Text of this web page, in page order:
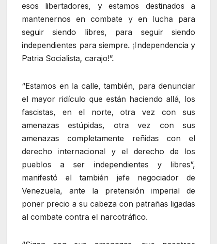
esos libertadores, y estamos destinados a
mantenernos en combate y en lucha para
seguir siendo libres, para seguir siendo
independientes para siempre. ¡Independencia y
Patria Socialista, carajo!”.
“Estamos en la calle, también, para denunciar
el mayor ridículo que están haciendo allá, los
fascistas, en el norte, otra vez con sus
amenazas estúpidas, otra vez con sus
amenazas completamente reñidas con el
derecho internacional y el derecho de los
pueblos a ser independientes y libres”,
manifestó el también jefe negociador de
Venezuela, ante la pretensión imperial de
poner precio a su cabeza con patrañas ligadas
al combate contra el narcotráfico.